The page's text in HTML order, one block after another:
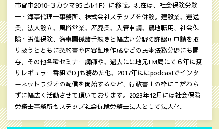
市宮中2010‐３カシマ95ビル1F）に移転。現在は、社会保険労務
士・海事代理士事務所、株式会社ステップを併設。建設業、運送
業、法人設立、風俗営業、産廃業、入管申請、農地転用、社会保
険・労働保険、海事関係諸手続きと幅広い分野の許認可申請を取
り扱うとともに契約書や内容証明作成などの民亊法務分野にも関
与。その他各種セミナー講師や、過去には地元FM局にて６年に渡
りレギュラー番組でDJも務めた他、2017年にはpodcastでインタ
ーネットラジオの配信を開始するなど、行政書士の枠にこだわら
ずに幅広く活動させて頂いております。2023年12月には社会保険
労務士事務所もステップ社会保険労務士法人として法人化。